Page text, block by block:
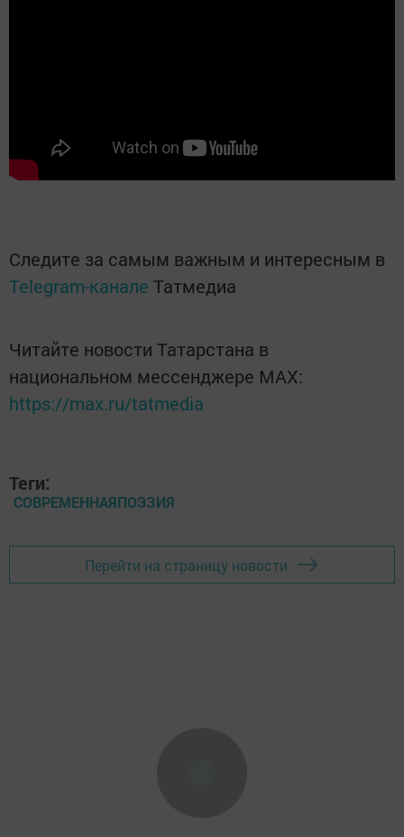
Следите за самым важным и интересным в
Telegram-канале Татмедиа
Читайте новости Татарстана в
национальном мессенджере MАХ:
https://max.ru/tatmedia
Теги:
СОВРЕМЕННАЯПОЭЗИЯ
Перейти на страницу новости